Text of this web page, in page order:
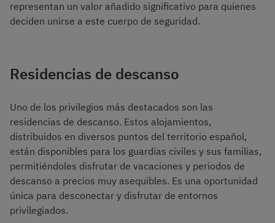
representan un valor añadido significativo para quienes
deciden unirse a este cuerpo de seguridad.
Residencias de descanso
Uno de los privilegios más destacados son las
residencias de descanso. Estos alojamientos,
distribuidos en diversos puntos del territorio español,
están disponibles para los guardias civiles y sus familias,
permitiéndoles disfrutar de vacaciones y periodos de
descanso a precios muy asequibles. Es una oportunidad
única para desconectar y disfrutar de entornos
privilegiados.